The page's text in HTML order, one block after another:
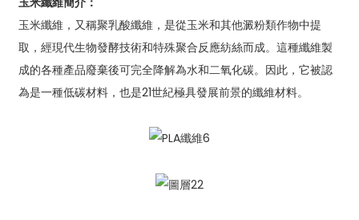
玉米纖維，又稱聚乳酸纖維，是從玉米和其他澱粉類作物中提
取，經現代生物發酵技術和特殊聚合反應紡絲而成。這種纖維製
成的各種產品廢棄後可完全降解為水和二氧化碳。因此，它被認
為是一種低碳材料，也是21世紀極具發展前景的纖維材料。